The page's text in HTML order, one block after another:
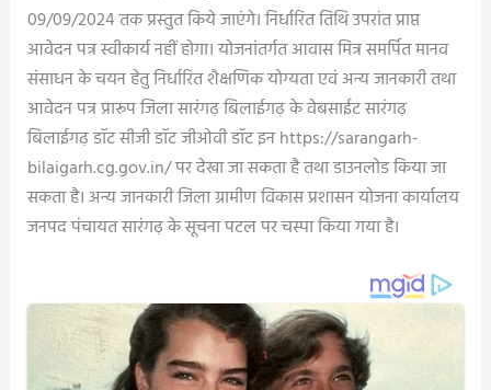
09/09/2024 तक प्रस्तुत किये जाएंगे। निर्धारित तिथि उपरांत प्राप्त
आवेदन पत्र स्वीकार्य नहीं होगा। योजनांतर्गत आवास मित्र समर्पित मानव
संसाधन के चयन हेतु निर्धारित शैक्षणिक योग्यता एवं अन्य जानकारी तथा
आवेदन पत्र प्रारूप जिला सारंगढ़ बिलाईगढ़ के वेबसाईट सारंगढ़
बिलाईगढ़ डॉट सीजी डॉट जीओवी डॉट इन https://sarangarh-
bilaigarh.cg.gov.in/ पर देखा जा सकता है तथा डाउनलोड किया जा
सकता है। अन्य जानकारी जिला ग्रामीण विकास प्रशासन योजना कार्यालय
जनपद पंचायत सारंगढ़ के सूचना पटल पर चस्पा किया गया है।